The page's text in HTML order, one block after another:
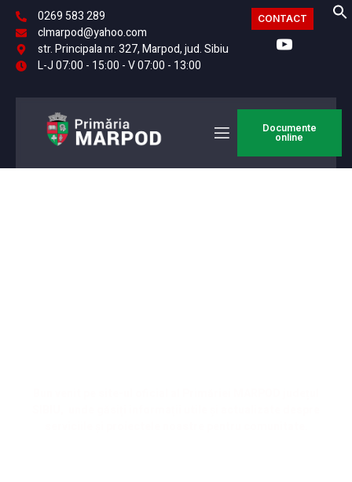
0269 583 289
clmarpod@yahoo.com
str. Principala nr. 327, Marpod, jud. Sibiu
L-J 07:00 - 15:00 - V 07:00 - 13:00
CONTACT
Documente
online